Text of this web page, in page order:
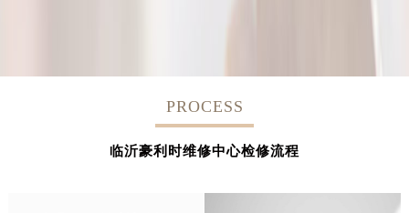
PROCESS
临沂豪利时维修中心检修流程